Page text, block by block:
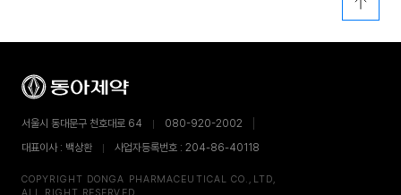
서울시 동대문구 천호대로 64
080-920-2002
대표이사 : 백상환
사업자등록번호 : 204-86-40118
COPYRIGHT DONGA PHARMACEUTICAL CO.,LTD,